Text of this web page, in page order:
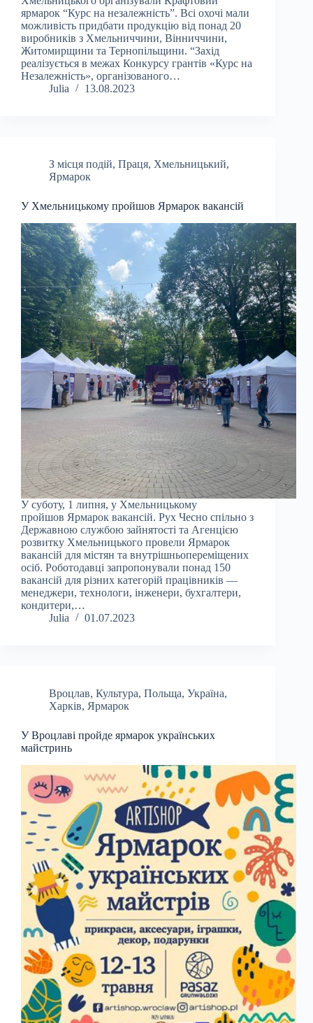
ярмарок “Курс на незалежність”. Всі охочі мали
можливість придбати продукцію від понад 20
виробників з Хмельниччини, Вінниччини,
Житомирщини та Тернопільщини. “Захід
реалізується в межах Конкурсу грантів «Курс на
Незалежність», організованого…
Julia
13.08.2023
З місця подій, Праця, Хмельницький,
Ярмарок
У Хмельницькому пройшов Ярмарок вакансій
У суботу, 1 липня, у Хмельницькому
пройшов Ярмарок вакансій. Рух Чесно спільно з
Державною службою зайнятості та Агенцією
розвитку Хмельницького провели Ярмарок
вакансій для містян та внутрішньопереміщених
осіб. Роботодавці запропонували понад 150
вакансій для різних категорій працівників —
менеджери, технологи, інженери, бухгалтери,
кондитери,…
Julia
01.07.2023
Вроцлав, Культура, Польща, Україна,
Харків, Ярмарок
У Вроцлаві пройде ярмарок українських
майстринь